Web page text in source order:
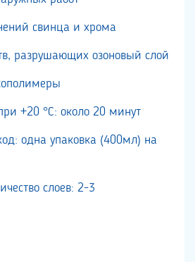
свинца и хрома
разрушающих озоновый слой
+20 °С: около 20 минут
одна упаковка (400мл) на
слоев: 2-3